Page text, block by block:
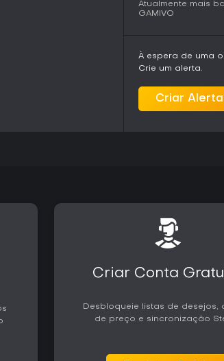
Cada um dos cinco biomas contribui com
incentivando o retorno a regiões conforme
quebra-cabeças individuais, o jogo suporta
rápidas. A recepção tem sido
e qualidade dos quebra-cabeças e à
compartilhado recebeu opiniões divididas
para um formato offline single-player,
cabeças no PC, o título oferece
sistemas centrais e da escala do mundo. É
de quebra-cabeças do que para quem
Atualmente mais
GAMIVO
À espera de uma
Crie um alerta.
Criar Alerta
Criar Conta
Desbloqueie listas de desejos,
de preço e sincronização